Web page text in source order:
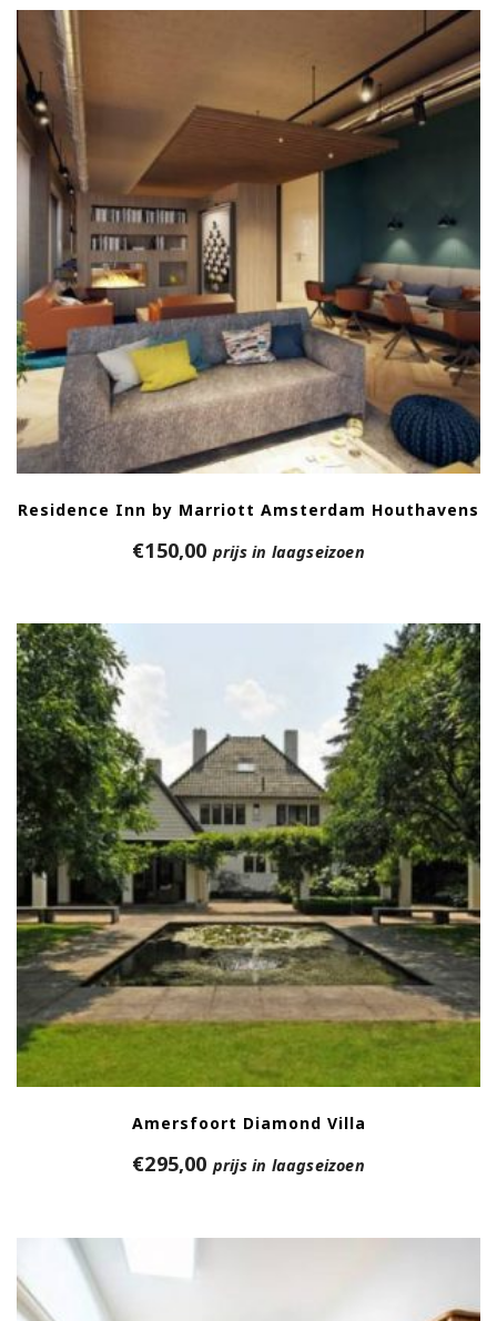
Residence Inn by Marriott Amsterdam Houthavens
€150,00 prijs in laagseizoen
Amersfoort Diamond Villa
€295,00 prijs in laagseizoen